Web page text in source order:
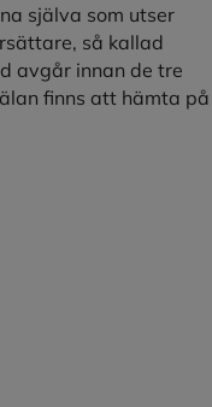
själva som utser
så kallad
avgår innan de tre
finns att hämta på